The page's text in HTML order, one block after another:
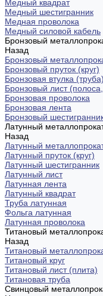
Медный квадрат
Медный шестигранник
Медная проволока
Медный силовой кабель
Бронзовый
Назад
Бронзовый
Бронзовый пруток (круг)
Бронзовая втулка (труба)
Бронзовый лист
Бронзовая проволока
Бронзовая лента
Бронзовый
Латунный
Назад
Латунный
Латунный пруток (круг)
Латунный шестигранник
Латунный лист
Латунная лента
Латунный квадрат
Труба латунная
Фольга латунная
Латунная проволока
Титановый
Назад
Титановый
Титановый круг
Титановый лист (плита)
Титановая труба
Свинцовый